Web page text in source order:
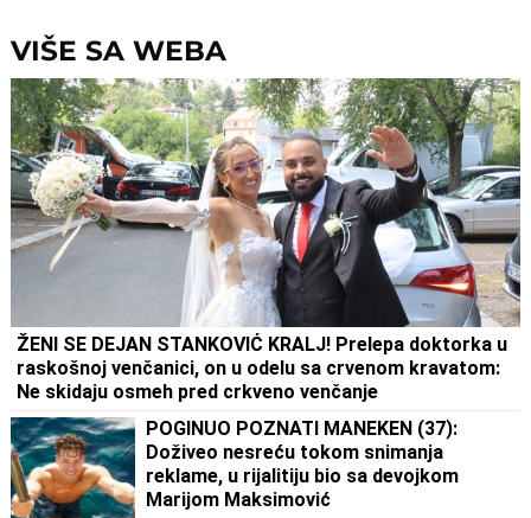
VIŠE SA WEBA
ŽENI SE DEJAN STANKOVIĆ KRALJ! Prelepa doktorka u
raskošnoj venčanici, on u odelu sa crvenom kravatom:
Ne skidaju osmeh pred crkveno venčanje
POGINUO POZNATI MANEKEN (37):
Doživeo nesreću tokom snimanja
reklame, u rijalitiju bio sa devojkom
Marijom Maksimović